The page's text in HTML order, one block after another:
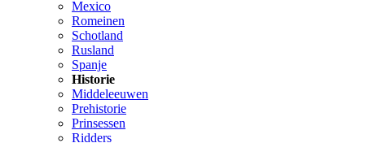
Mexico
Romeinen
Schotland
Rusland
Spanje
Historie
Middeleeuwen
Prehistorie
Prinsessen
Ridders